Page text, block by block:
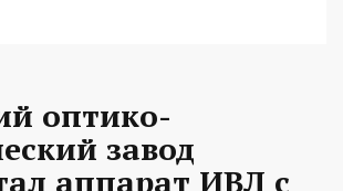
оптико-
завод
аппарат ИВЛ с